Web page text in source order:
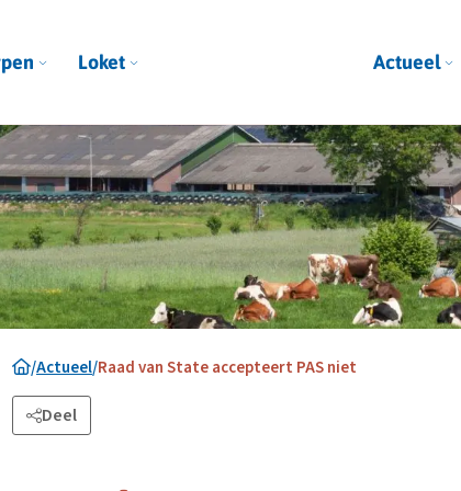
Loket Actueel
/Actueel/Raad van State accepteert PAS niet
Deel